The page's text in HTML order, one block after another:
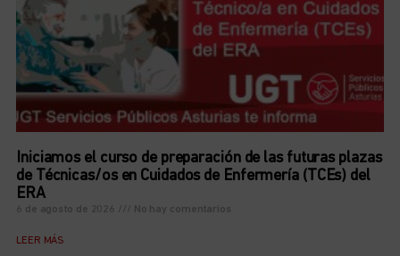
Iniciamos el curso de preparación de las futuras plazas
de Técnicas/os en Cuidados de Enfermería (TCEs) del
ERA
6 de agosto de 2026 No hay comentarios
LEER MÁS